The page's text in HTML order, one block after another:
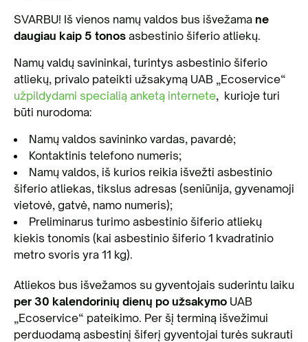
SVARBU! Iš vienos namų valdos bus išvežama ne
daugiau kaip 5 tonos asbestinio šiferio atliekų.
Namų valdų savininkai, turintys asbestinio šiferio
atliekų, privalo pateikti užsakymą UAB „Ecoservice“
užpildydami specialią anketą internete, kurioje turi
būti nurodoma:
Namų valdos savininko vardas, pavardė;
Kontaktinis telefono numeris;
Namų valdos, iš kurios reikia išvežti asbestinio
šiferio atliekas, tikslus adresas (seniūnija, gyvenamoji
vietovė, gatvė, namo numeris);
Preliminarus turimo asbestinio šiferio atliekų
kiekis tonomis (kai asbestinio šiferio 1 kvadratinio
metro svoris yra 11 kg).
Atliekos bus išvežamos su gyventojais suderintu laiku
per 30 kalendorinių dienų po užsakymo UAB
„Ecoservice“ pateikimo. Per šį terminą išvežimui
perduodamą asbestinį šiferį gyventojai turės sukrauti